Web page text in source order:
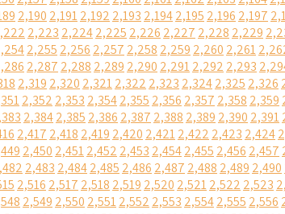
2,190 2,1912,192 2,193 2,1942,195 2,196 2,197
2,223 2,2242,225 2,226 2,227 2,228 2,229
2,255 2,256 2,257 2,258 2,259 2,260 2,261
2,287 2,288 2,289 2,290 2,2912,292 2,293
2,319 2,320 2,3212,322 2,323 2,3242,325 2,326
2,352 2,353 2,3542,355 2,356 2,357 2,358 2,359
2,3842,385 2,386 2,387 2,388 2,389 2,390 2,391
2,417 2,418 2,419 2,420 2,4212,422 2,423 2,424
2,450 2,4512,452 2,453 2,4542,455 2,456 2,457
2,483 2,4842,485 2,486 2,487 2,488 2,489 2,490
2,516 2,517 2,518 2,519 2,520 2,5212,522 2,523
2,549 2,550 2,5512,552 2,553 2,5542,555 2,556